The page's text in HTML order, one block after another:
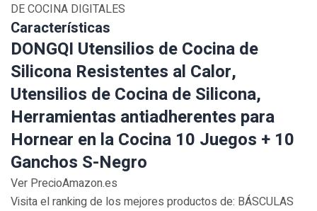
DE COCINA DIGITALES
Características
DONGQI Utensilios de Cocina de
Silicona Resistentes al Calor,
Utensilios de Cocina de Silicona,
Herramientas antiadherentes para
Hornear en la Cocina 10 Juegos + 10
Ganchos S-Negro
Ver PrecioAmazon.es
Visita el ranking de los mejores productos de: BÁSCULAS